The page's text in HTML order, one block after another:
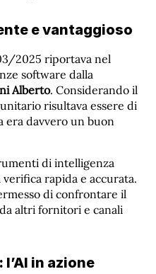
e vantaggioso
2025 riportava nel
software dalla
Alberto. Considerando il
risultava essere di
era davvero un buon
di intelligenza
rapida e accurata.
di confrontare il
altri fornitori e canali
in azione